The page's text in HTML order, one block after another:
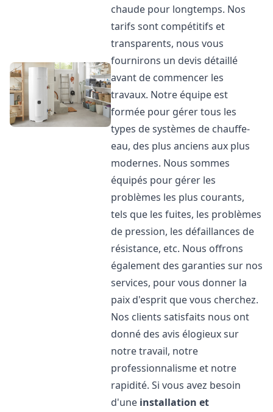
chaude pour longtemps. Nos
tarifs sont compétitifs et
transparents, nous vous
fournirons un devis détaillé
avant de commencer les
travaux. Notre équipe est
formée pour gérer tous les
types de systèmes de chauffe-
eau, des plus anciens aux plus
modernes. Nous sommes
équipés pour gérer les
problèmes les plus courants,
tels que les fuites, les problèmes
de pression, les défaillances de
résistance, etc. Nous offrons
également des garanties sur nos
services, pour vous donner la
paix d'esprit que vous cherchez.
Nos clients satisfaits nous ont
donné des avis élogieux sur
notre travail, notre
professionnalisme et notre
rapidité. Si vous avez besoin
d'une installation et